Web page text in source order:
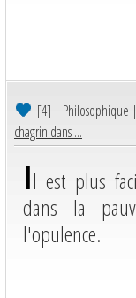
[4] | Philosophique
chagrin dans ...
Il est plus
dans la
l'opulence.